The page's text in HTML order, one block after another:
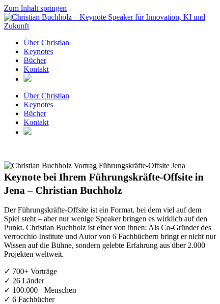
Zum Inhalt springen
Über Christian
Keynotes
Bücher
Kontakt
Über Christian
Keynotes
Bücher
Kontakt
Keynote bei Ihrem Führungskräfte-Offsite in
Jena – Christian Buchholz
Der Führungskräfte-Offsite ist ein Format, bei dem viel auf dem
Spiel steht – aber nur wenige Speaker bringen es wirklich auf den
Punkt. Christian Buchholz ist einer von ihnen: Als Co-Gründer des
verrocchio Institute und Autor von 6 Fachbüchern bringt er nicht nur
Wissen auf die Bühne, sondern gelebte Erfahrung aus über 2.000
Projekten weltweit.
✓ 700+ Vorträge
✓ 26 Länder
✓ 100.000+ Menschen
✓ 6 Fachbücher